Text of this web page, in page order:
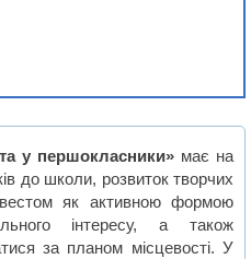
у першокласники» має на
до школи, розвиток творчих
як активною формою
інтересу, а також
за планом місцевості. У